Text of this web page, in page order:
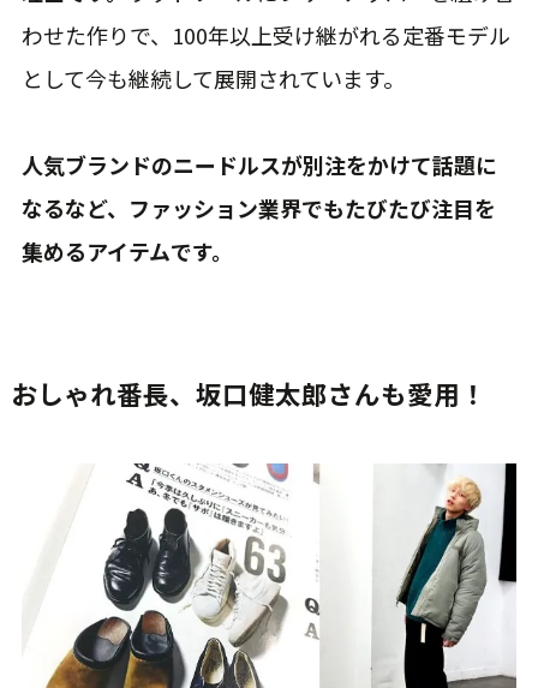
わせた作りで、100年以上受け継がれる定番モデル
として今も継続して展開されています。
人気ブランドのニードルスが別注をかけて話題に
なるなど、ファッション業界でもたびたび注目を
集めるアイテムです。
おしゃれ番長、坂口健太郎さんも愛用！